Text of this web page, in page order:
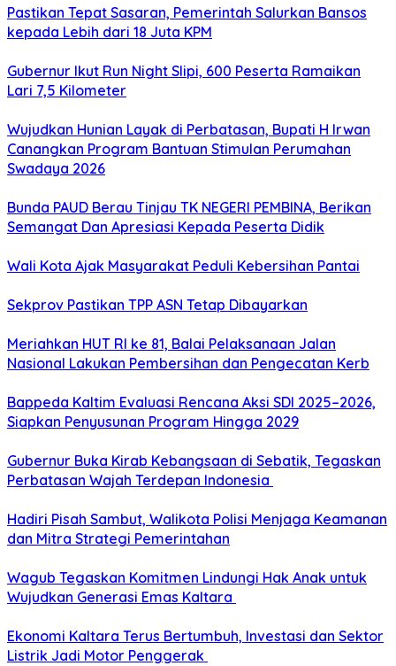
Pastikan Tepat Sasaran, Pemerintah Salurkan Bansos
kepada Lebih dari 18 Juta KPM
Gubernur Ikut Run Night Slipi, 600 Peserta Ramaikan
Lari 7,5 Kilometer
Wujudkan Hunian Layak di Perbatasan, Bupati H Irwan
Canangkan Program Bantuan Stimulan Perumahan
Swadaya 2026
Bunda PAUD Berau Tinjau TK NEGERI PEMBINA, Berikan
Semangat Dan Apresiasi Kepada Peserta Didik
Wali Kota Ajak Masyarakat Peduli Kebersihan Pantai
Sekprov Pastikan TPP ASN Tetap Dibayarkan
Meriahkan HUT RI ke 81, Balai Pelaksanaan Jalan
Nasional Lakukan Pembersihan dan Pengecatan Kerb
Bappeda Kaltim Evaluasi Rencana Aksi SDI 2025–2026,
Siapkan Penyusunan Program Hingga 2029
Gubernur Buka Kirab Kebangsaan di Sebatik, Tegaskan
Perbatasan Wajah Terdepan Indonesia
Hadiri Pisah Sambut, Walikota Polisi Menjaga Keamanan
dan Mitra Strategi Pemerintahan
Wagub Tegaskan Komitmen Lindungi Hak Anak untuk
Wujudkan Generasi Emas Kaltara
Ekonomi Kaltara Terus Bertumbuh, Investasi dan Sektor
Listrik Jadi Motor Penggerak